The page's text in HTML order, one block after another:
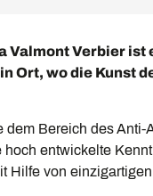
Valmont Verbier ist
Ort, wo die Kunst
Bereich des
entwickelte
Hilfe von